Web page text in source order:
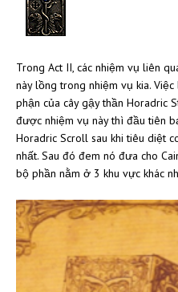
Trong Act II, các nhiệm vụ liên
này lồng trong nhiệm vụ kia.
phận của cây gậy thần Horadric
được nhiệm vụ này thì đầu tiên
Horadric Scroll sau khi tiêu diệt
nhất. Sau đó đem nó đưa cho
bộ phần nằm ở 3 khu vực khác